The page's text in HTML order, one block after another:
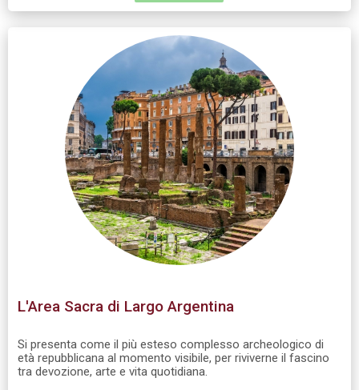
L'Area Sacra di Largo Argentina
Si presenta come il più esteso complesso archeologico di
età repubblicana al momento visibile, per riviverne il fascino
tra devozione, arte e vita quotidiana.